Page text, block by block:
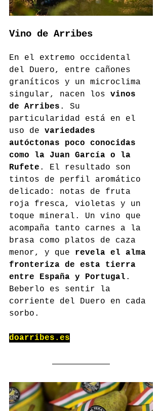
Vino de Arribes
En el extremo occidental
del Duero, entre cañones
graníticos y un microclima
singular, nacen los vinos
de Arribes . Su
particularidad está en el
uso de variedades
autóctonas poco conocidas
como la Juan García o la
Rufete . El resultado son
tintos de perfil aromático
delicado: notas de fruta
roja fresca, violetas y un
toque mineral. Un vino que
acompaña tanto carnes a la
brasa como platos de caza
menor, y que revela el alma
fronteriza de esta tierra
entre España y Portugal .
Beberlo es sentir la
corriente del Duero en cada
sorbo.
doarribes.es